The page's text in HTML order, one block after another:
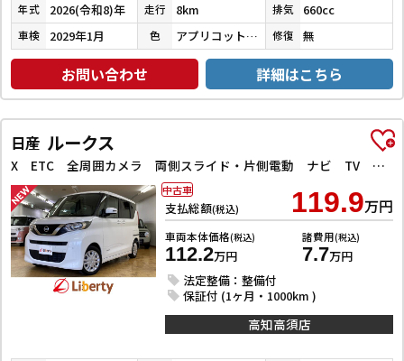
年式 2026(令和8)年 走行 8km 排気 660cc
車検 2029年1月 色 アプリコットピンクメタリック／シャイニングホワイトパール 修復 無
お問い合わせ 詳細はこちら
日産 ルークス
X ETC 全周囲カメラ 両側スライド・片側電動 ナビ TV クリアランスソナー 衝突被害軽減システム オートライト スマートキー アイドリングストップ 電動格納ミラー ベンチシート CVT
支払総額(税込) 119.9万円
車両本体価格(税込)
112.2万円
諸費用(税込)
7.7万円
法定整備：整備付
保証付 (1ヶ月・1000km )
中古車
高知高須店